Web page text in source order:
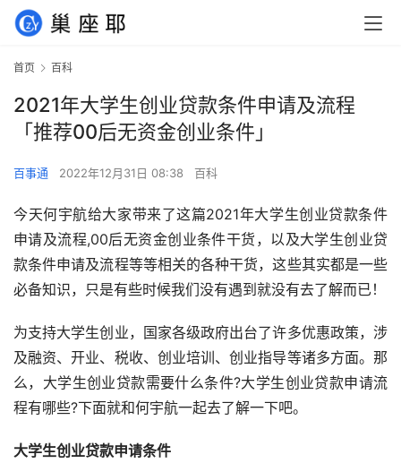
首页 百科
2021年大学生创业贷款条件申请及流程
「推荐00后无资金创业条件」
百事通 2022年12月31日 08:38 百科
今天何宇航给大家带来了这篇2021年大学生创业贷款条件
申请及流程,00后无资金创业条件干货，以及大学生创业贷
款条件申请及流程等等相关的各种干货，这些其实都是一些
必备知识，只是有些时候我们没有遇到就没有去了解而已！
为支持大学生创业，国家各级政府出台了许多优惠政策，涉
及融资、开业、税收、创业培训、创业指导等诸多方面。那
么，大学生创业贷款需要什么条件?大学生创业贷款申请流
程有哪些?下面就和何宇航一起去了解一下吧。
大学生创业贷款申请条件